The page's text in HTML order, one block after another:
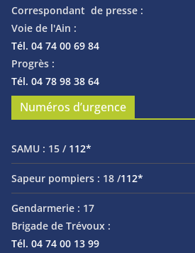
Correspondant de presse :
Voie de l'Ain :
Tél. 04 74 00 69 84
Progrès :
Tél. 04 78 98 38 64
Numéros d’urgence
SAMU : 15 / 112*
Sapeur pompiers : 18 /112*
Gendarmerie : 17
Brigade de Trévoux :
Tél. 04 74 00 13 99